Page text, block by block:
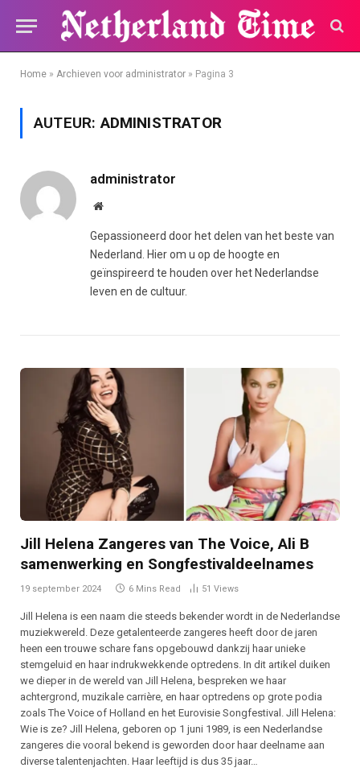
Home » Archieven voor administrator » Pagina 3
AUTEUR:ADMINISTRATOR
administrator
Website
Gepassioneerd door het delen van het beste van
Nederland. Hier om u op de hoogte en
geïnspireerd te houden over het Nederlandse
leven en de cultuur.
Jill Helena Zangeres van The Voice, Ali B
samenwerking en Songfestivaldeelnames
19 september 2024 6 Mins Read 51 Views
Jill Helena is een naam die steeds bekender wordt in de Nederlandse
muziekwereld. Deze getalenteerde zangeres heeft door de jaren
heen een trouwe schare fans opgebouwd dankzij haar unieke
stemgeluid en haar indrukwekkende optredens. In dit artikel duiken
we dieper in de wereld van Jill Helena, bespreken we haar
achtergrond, muzikale carrière, en haar optredens op grote podia
zoals The Voice of Holland en het Eurovisie Songfestival. Jill Helena:
Wie is ze? Jill Helena, geboren op 1 juni 1989, is een Nederlandse
zangeres die vooral bekend is geworden door haar deelname aan
diverse talentenjachten. Haar leeftijd is dus 35 jaar…